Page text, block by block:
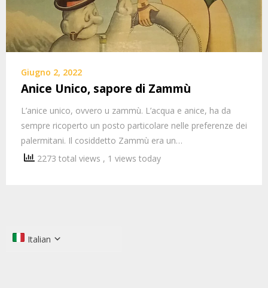
Giugno 2, 2022
Anice Unico, sapore di Zammù
L’anice unico, ovvero u zammù. L’acqua e anice, ha da
sempre ricoperto un posto particolare nelle preferenze dei
palermitani. Il cosiddetto Zammù era un…
2273 total views , 1 views today
Italian